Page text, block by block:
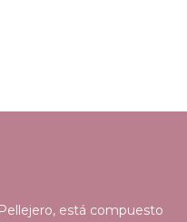
está compuesto